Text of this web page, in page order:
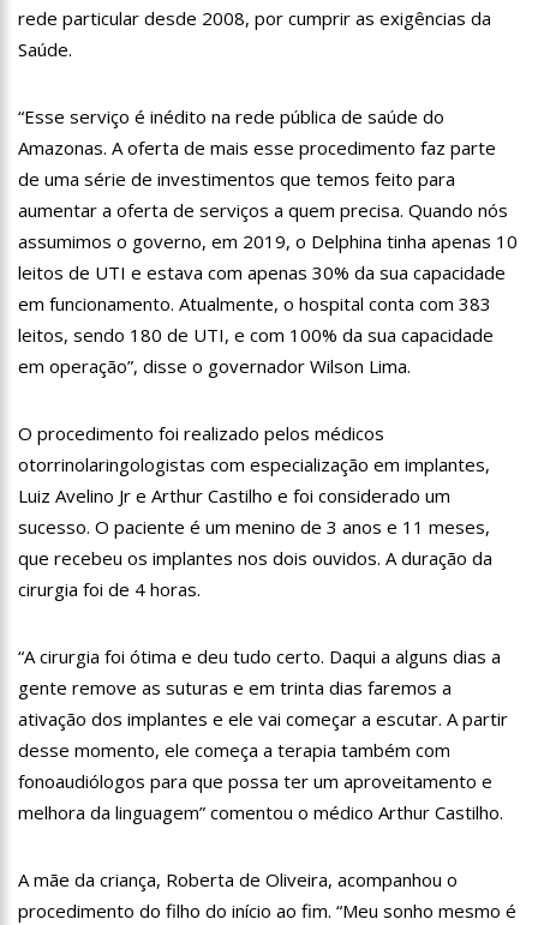
22:45 Hissa Abrahão tem candidatura deferida pela Justiça Eleitoral
10:39 Tecnologia 5G: Sinal em Manaus será ativado até novembro
deste ano
10:32 Vacinação contra Covid-19 acontece em 12 postos neste
sábado em Manaus
18:03 Bolsistas do Prouni começam a receber hoje auxílio de R$
Pesquisa aponta que tecnologia pode ajudar na melhoria da
qualidade das escolas no Amazonas
20:07
Amazonino pretende transforma o estado em um canteiro de
obras para combater desemprego? fome e miséria
20:23
Prefeitura abre credenciamento de prestadores de serviços
para o Manausmed
00:59 Pré-Candidata a Deputada Federal, Viviane Lima(MDB)
desponta nas pesquisas de intenção de votos
10:06 Populares expulsam equipe da Amazonas Energia que
tentava instalar novos medidores em Manaus
22:10 PRÉ-CANDIDATURA – ‘Vamos mostrar nossa força’, diz Arthur
ao ser ovacionado em festa popular
14:41 Mais de 50 unidades de saúde da Prefeitura ofertam vacina
contra a Covid-19 nesta semana em Manaus
13:57 Moradores celebram pagamento de indenizações do Anel
Viário Leste
Enem só em 2022, tem 3,3 milhões de inscrições confirmadas
11:32 Engenheiro é o segundo brasileiro a viajar ao espaço, confira
agora:
rede particular desde 2008, por cumprir as exigências da
Saúde.
“Esse serviço é inédito na rede pública de saúde do
Amazonas. A oferta de mais esse procedimento faz parte
de uma série de investimentos que temos feito para
aumentar a oferta de serviços a quem precisa. Quando nós
assumimos o governo, em 2019, o Delphina tinha apenas 10
leitos de UTI e estava com apenas 30% da sua capacidade
em funcionamento. Atualmente, o hospital conta com 383
leitos, sendo 180 de UTI, e com 100% da sua capacidade
em operação”, disse o governador Wilson Lima.
O procedimento foi realizado pelos médicos
otorrinolaringologistas com especialização em implantes,
Luiz Avelino Jr e Arthur Castilho e foi considerado um
sucesso. O paciente é um menino de 3 anos e 11 meses,
que recebeu os implantes nos dois ouvidos. A duração da
cirurgia foi de 4 horas.
“A cirurgia foi ótima e deu tudo certo. Daqui a alguns dias a
gente remove as suturas e em trinta dias faremos a
ativação dos implantes e ele vai começar a escutar. A partir
desse momento, ele começa a terapia também com
fonoaudiólogos para que possa ter um aproveitamento e
melhora da linguagem” comentou o médico Arthur Castilho.
A mãe da criança, Roberta de Oliveira, acompanhou o
procedimento do filho do início ao fim. “Meu sonho mesmo é